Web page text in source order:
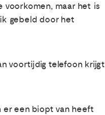
voorkomen, maar het is
gebeld door het
voortijdig telefoon krijgt
er een biopt van heeft